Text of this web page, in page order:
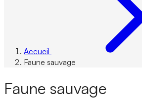
Accueil
Faune sauvage
Faune sauvage